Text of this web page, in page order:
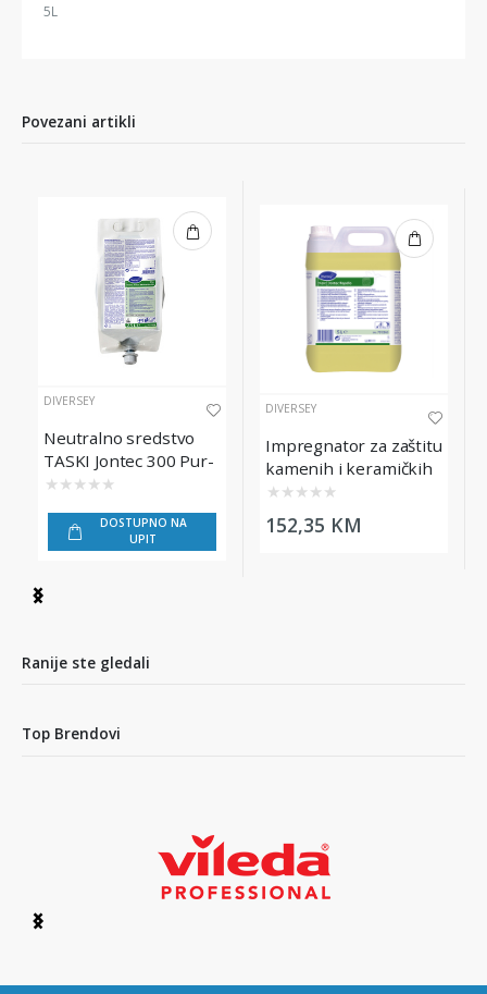
5L
Povezani artikli
DIVERSEY
Neutralno sredstvo
TASKI Jontec 300 Pur-
Eco QS, 2.5L
★ ★ ★ ★ ★
DOSTUPNO NA
UPIT
DIVERSEY
Impregnator za zaštitu
kamenih i keramičkih
pločica TASKI Jontec
Repello, 5L
★ ★ ★ ★ ★
152,35 KM
Item
3
Ranije ste gledali
Top Brendovi
Item
6